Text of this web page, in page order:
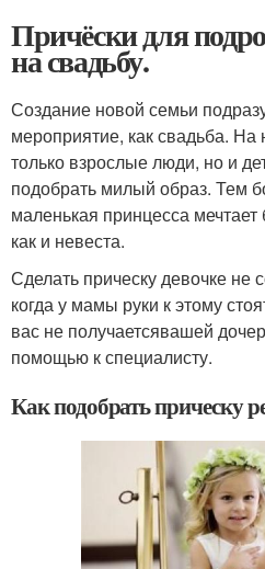
Причёски для
на свадьбу.
Создание новой семьи
мероприятие, как свадьба. На
только взрослые люди, но и
подобрать милый образ. Тем
маленькая принцесса
как и невеста.
Сделать прическу девочке не
когда у мамы руки к этому
вас не получаетсявашей
помощью к специалисту.
Как подобрать прическу